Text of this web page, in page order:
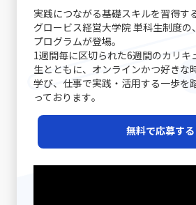
応じた対策を講じることが求められます
始時に必ず現状の認識を共有すること
経験が示すように、「話の前提条件を
双方のコミュニケーションの齟齬を防
えば、新たなプロジェクトのキックオフ
は、各参加者が同じゴールと進行予定
後の誤解を避けることができます。また
には話の流れからその理解度を汲み取
経験豊富なマネージャーの中には、相
める手法を実践している方もいます。
を高めるためには、単に技術を習得す
つかの落とし穴や注意点を認識する必
ず、情報伝達とコミュニケーションの違
す。単なるデータや数字の伝達が成功
がその情報をどう受け取り、行動に移
です。「ビジネスにおけるコミュニケ
いては、相手に正しく意図が伝わるかど
り、結果として行動変容が起こること
伝えることができないという不確実性
けでは伝えきれない非言語的要素、例
できれば、急激な価格競争にも耐える
す。ただし、過度なコスト削減は品質
の喪失というリスクもあるため、バラ
が重要です。 第三に、ニッチ戦略です。市場全体ではな
く、特定の顧客セグメントや特定のニ
で、競争相手の少ない領域を開拓しま
けるポルシェの例は、限られた層に対
ド価値を提供する成功例と言えるでし
レッドオーシャンの戦い方の一環とし
のような問題は個人だけでなく、チー
を及ぼすため、早期に原因を特定し、
ことが求められます。先延ばし癖に取り
自分自身を見つめ直し、効率的な業務
実に捉えるための重要なステップと言
は特に、テクノロジーの発展とともに
る中で、自己管理能力が強く問われる
慣の見直しにとどまらず、自己のキャ
めの重要な要素ともなっています。次
トについて詳述していきます。 先延ばし癖の注意点 先延
実践につながる基礎スキルを習得す
グロービス経営大学院 単科生制度の
プログラムが登場｡
1週間毎に区切られた6週間のカリキ
生とともに、オンラインかつ好きな
学び、仕事で実践・活用する一歩を
っております｡
無料で応募する